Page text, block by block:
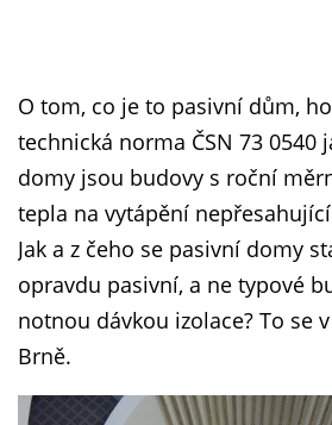
O tom, co je to pasivní dům,
technická norma ČSN 73 0540
domy jsou budovy s roční
tepla na vytápění nepřesahující
Jak a z čeho se pasivní domy
opravdu pasivní, a ne typové
notnou dávkou izolace? To se
Brně.